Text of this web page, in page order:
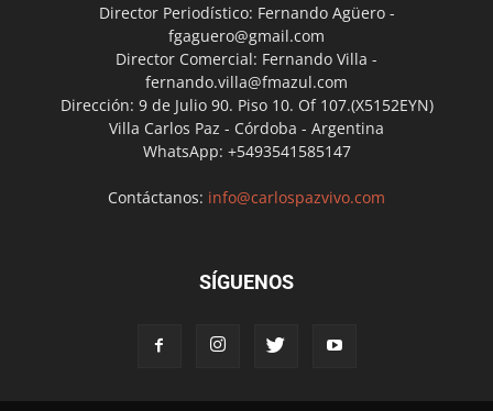
Director Periodístico: Fernando Agüero -
fgaguero@gmail.com
Director Comercial: Fernando Villa -
fernando.villa@fmazul.com
Dirección: 9 de Julio 90. Piso 10. Of 107.(X5152EYN)
Villa Carlos Paz - Córdoba - Argentina
WhatsApp: +5493541585147
Contáctanos: info@carlospazvivo.com
SÍGUENOS